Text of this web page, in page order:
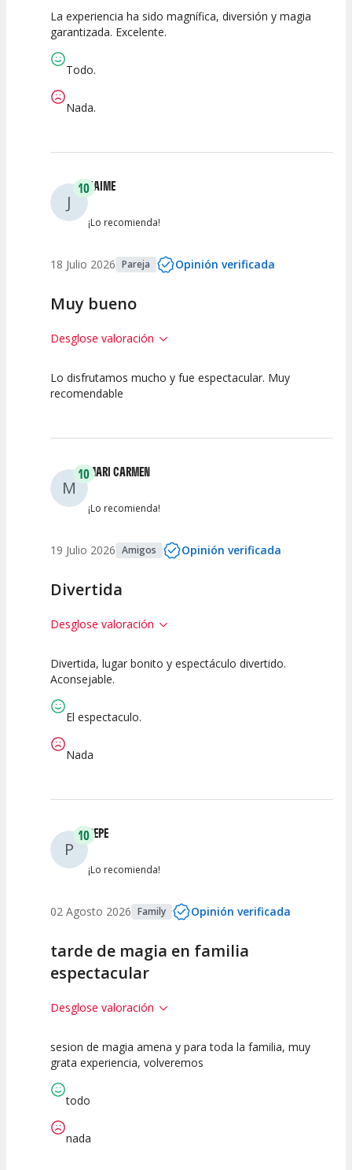
10
Espectáculo
10 10
La experiencia ha sido magnífica, diversión y magia
garantizada. Excelente.
Todo.
Nada.
J
10JAIME
¡Lo recomienda!
18 Julio 2026 Pareja Opinión verificada
Muy bueno
Desglose valoración
10 10 10
Lo disfrutamos mucho y fue espectacular. Muy
recomendable
M
10MARI CARMEN
¡Lo recomienda!
19 Julio 2026 Amigos Opinión verificada
Divertida
Desglose valoración
10
Espectáculo
10 10
Divertida, lugar bonito y espectáculo divertido.
Aconsejable.
El espectaculo.
Nada
P
10PEPE
¡Lo recomienda!
02 Agosto 2026 Family Opinión verificada
tarde de magia en familia
espectacular
Desglose valoración
10
Espectáculo
10 10
sesion de magia amena y para toda la familia, muy
grata experiencia, volveremos
todo
nada